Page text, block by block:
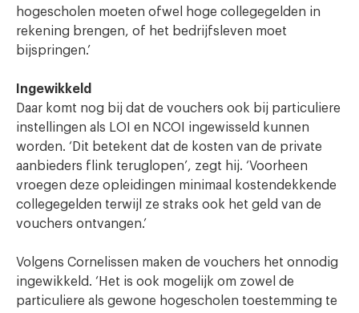
hogescholen moeten ofwel hoge collegegelden in
rekening brengen, of het bedrijfsleven moet
bijspringen.’
Ingewikkeld
Daar komt nog bij dat de vouchers ook bij particuliere
instellingen als LOI en NCOI ingewisseld kunnen
worden. ‘Dit betekent dat de kosten van de private
aanbieders flink teruglopen’, zegt hij. ‘Voorheen
vroegen deze opleidingen minimaal kostendekkende
collegegelden terwijl ze straks ook het geld van de
vouchers ontvangen.’
Volgens Cornelissen maken de vouchers het onnodig
ingewikkeld. ‘Het is ook mogelijk om zowel de
particuliere als gewone hogescholen toestemming te